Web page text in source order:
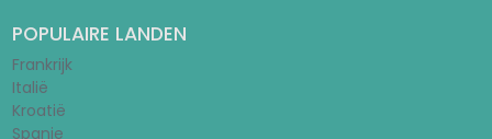
POPULAIRE LANDEN
Frankrijk
Italië
Kroatië
Spanje